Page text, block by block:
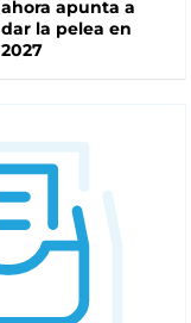
ahora apunta a
dar la pelea en
2027